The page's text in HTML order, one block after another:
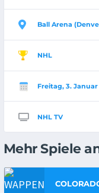
Ball Arena
NHL
Freitag, 3. Januar
NHL TV
Mehr Spiele